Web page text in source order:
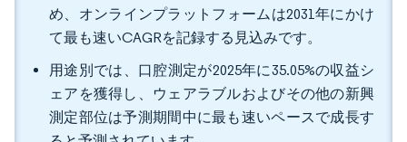
め、オンラインプラットフォームは2031年にかけ
て最も速いCAGRを記録する見込みです。
用途別では、口腔測定が2025年に35.05%の収益シ
ェアを獲得し、ウェアラブルおよびその他の新興
測定部位は予測期間中に最も速いペースで成長す